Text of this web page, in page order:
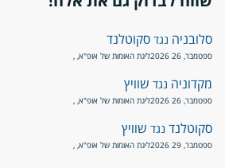
סלובניה נגד סקוטלנד
ספטמבר, 26 2026 ליגת האומות של אופ"א, ,
מקדוניה נגד שוויץ
ספטמבר, 26 2026 ליגת האומות של אופ"א, ,
סקוטלנד נגד שוויץ
ספטמבר, 29 2026 ליגת האומות של אופ"א, ,